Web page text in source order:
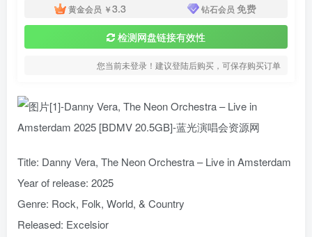
黄金会员 ￥3.3 钻石会员 免费
检测网盘链接有效性
您当前未登录！建议登陆后购买，可保存购买订单
Title: Danny Vera, The Neon Orchestra – Live in Amsterdam
Year of release: 2025
Genre: Rock, Folk, World, & Country
Released: Excelsior